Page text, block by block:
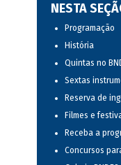
NESTA
Programação
História
Quintas no
Sextas
Reserva de
Filmes e
Receba a
Concursos